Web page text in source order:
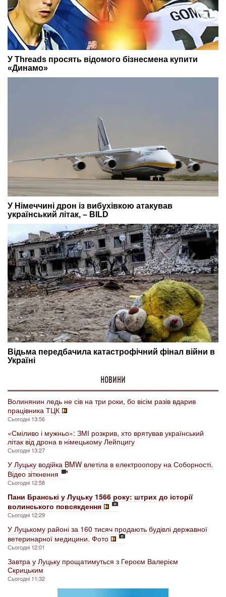
НОВИНИ
Волинянин ледь не сів на три роки, бо вісім разів вдарив
працівника ТЦК
Сьогодні 13:56
«Сміливо і мужньо»: ЗМІ розкрив, хто врятував український
літак від дрона в німецькому Лейпцигу
Сьогодні 13:27
У Луцьку водійка BMW влетіла в електроопору на Соборності.
Відео зіткнення
Сьогодні 12:58
Пани Бранські у Луцьку 1566 року: штрих до історії
волинського повсякдення
Сьогодні 12:29
У Луцькому районі за 160 тисяч продають будівлі державної
ветеринарної медицини. Фото
Сьогодні 12:01
Завтра у Луцьку прощатимуться з Героєм Валерієм
Скрицьким
Сьогодні 11:32